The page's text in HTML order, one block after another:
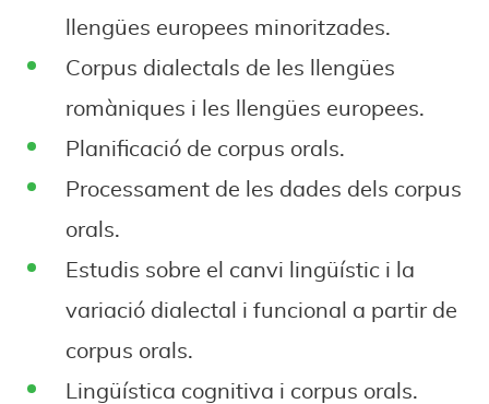
llengües europees minoritzades.
Corpus dialectals de les llengües
romàniques i les llengües europees.
Planificació de corpus orals.
Processament de les dades dels corpus
orals.
Estudis sobre el canvi lingüístic i la
variació dialectal i funcional a partir de
corpus orals.
Lingüística cognitiva i corpus orals.